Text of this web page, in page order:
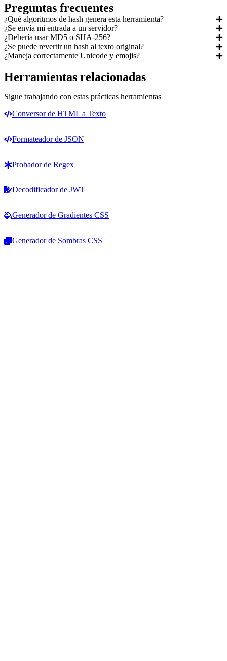
Preguntas frecuentes
¿Qué algoritmos de hash genera esta herramienta?
¿Se envía mi entrada a un servidor?
¿Debería usar MD5 o SHA-256?
¿Se puede revertir un hash al texto original?
¿Maneja correctamente Unicode y emojis?
Herramientas relacionadas
Sigue trabajando con estas prácticas herramientas
Conversor de HTML a Texto
Formateador de JSON
Probador de Regex
Decodificador de JWT
Generador de Gradientes CSS
Generador de Sombras CSS